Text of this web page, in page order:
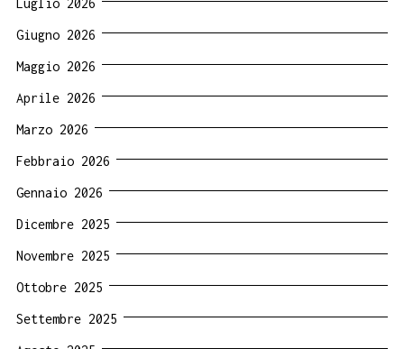
Giugno 2026
Maggio 2026
Aprile 2026
Marzo 2026
Febbraio 2026
Gennaio 2026
Dicembre 2025
Novembre 2025
Ottobre 2025
Settembre 2025